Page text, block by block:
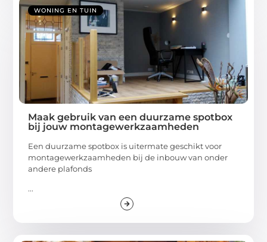
WONING EN TUIN
Maak gebruik van een duurzame spotbox
bij jouw montagewerkzaamheden
Een duurzame spotbox is uitermate geschikt voor
montagewerkzaamheden bij de inbouw van onder
andere plafonds
...